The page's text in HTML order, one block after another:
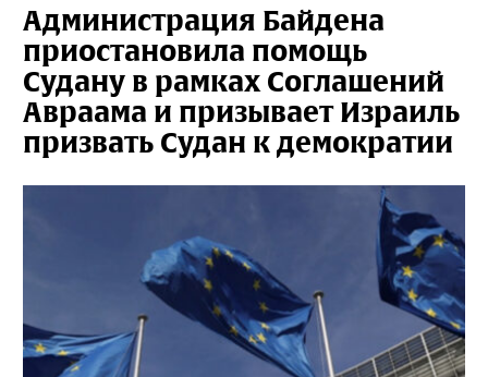
Администрация Байдена
приостановила помощь
Судану в рамках Соглашений
Авраама и призывает Израиль
призвать Судан к демократии